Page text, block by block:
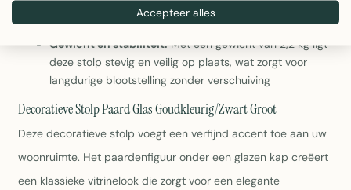
accenten creëert een mooi contrast en geeft het
geheel een luxueuze, geraffineerde uitwerking
Gewicht en stabiliteit:Met een gewicht van 2,2 kg ligt
deze stolp stevig en veilig op plaats, wat zorgt voor
langdurige blootstelling zonder verschuiving
Decoratieve Stolp Paard Glas Goudkleurig/Zwart Groot
Deze decoratieve stolp voegt een verfijnd accent toe aan uw
woonruimte. Het paardenfiguur onder een glazen kap creëert
een klassieke vitrinelook die zorgt voor een elegante
Accepteer alles